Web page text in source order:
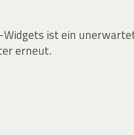
Widgets ist ein
erneut.